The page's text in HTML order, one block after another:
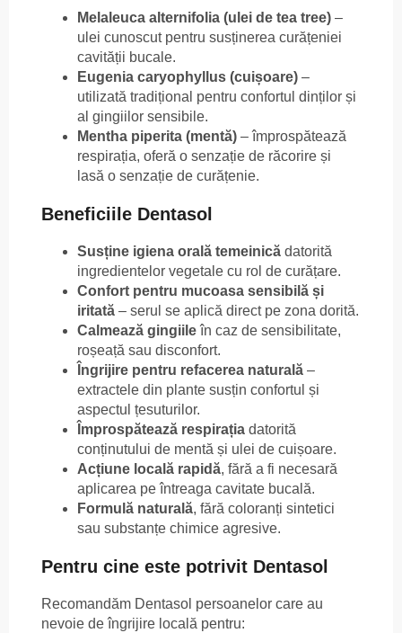
Melaleuca alternifolia (ulei de tea tree) –
ulei cunoscut pentru susținerea curățeniei
cavității bucale.
Eugenia caryophyllus (cuișoare) –
utilizată tradițional pentru confortul dinților și
al gingiilor sensibile.
Mentha piperita (mentă) – împrospătează
respirația, oferă o senzație de răcorire și
lasă o senzație de curățenie.
Beneficiile Dentasol
Susține igiena orală temeinică datorită
ingredientelor vegetale cu rol de curățare.
Confort pentru mucoasa sensibilă și
iritată – serul se aplică direct pe zona dorită.
Calmează gingiileîn caz de sensibilitate,
roșeață sau disconfort.
Îngrijire pentru refacerea naturală –
extractele din plante susțin confortul și
aspectul țesuturilor.
Împrospătează respirația datorită
conținutului de mentă și ulei de cuișoare.
Acțiune locală rapidă, fără a fi necesară
aplicarea pe întreaga cavitate bucală.
Formulă naturală, fără coloranți sintetici
sau substanțe chimice agresive.
Pentru cine este potrivit Dentasol
Recomandăm Dentasol persoanelor care au
nevoie de îngrijire locală pentru: